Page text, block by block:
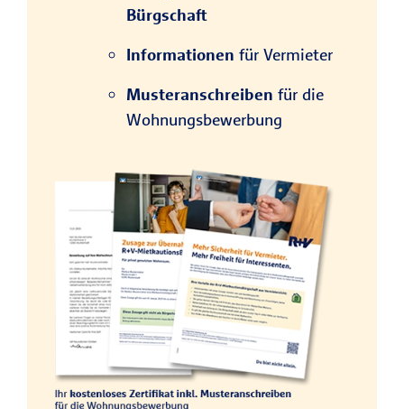
Bürgschaft
Informationen für Vermieter
Musteranschreiben für die
Wohnungsbewerbung